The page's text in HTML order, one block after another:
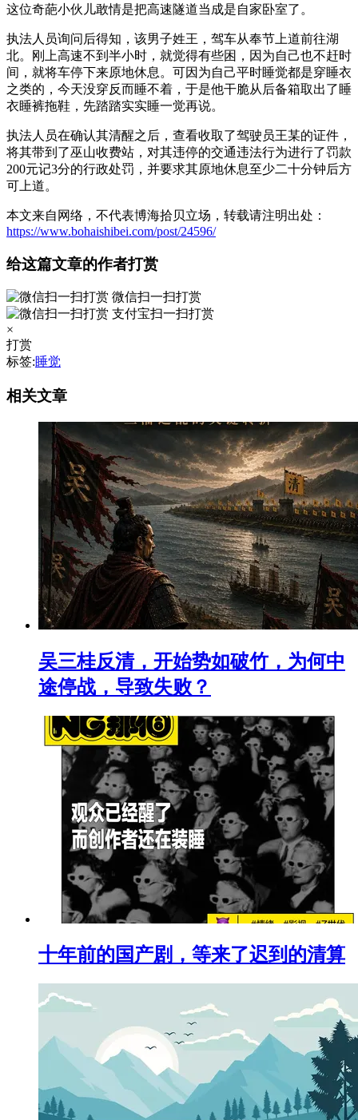
这位奇葩小伙儿敢情是把高速隧道当成是自家卧室了。
执法人员询问后得知，该男子姓王，驾车从奉节上道前往湖
北。刚上高速不到半小时，就觉得有些困，因为自己也不赶时
间，就将车停下来原地休息。可因为自己平时睡觉都是穿睡衣
之类的，今天没穿反而睡不着，于是他干脆从后备箱取出了睡
衣睡裤拖鞋，先踏踏实实睡一觉再说。
执法人员在确认其清醒之后，查看收取了驾驶员王某的证件，
将其带到了巫山收费站，对其违停的交通违法行为进行了罚款
200元记3分的行政处罚，并要求其原地休息至少二十分钟后方
可上道。
本文来自网络，不代表博海拾贝立场，转载请注明出处：
https://www.bohaishibei.com/post/24596/
给这篇文章的作者打赏
微信扫一扫打赏
支付宝扫一扫打赏
×
打赏
标签:睡觉
相关文章
吴三桂反清，开始势如破竹，为何中
途停战，导致失败？
十年前的国产剧，等来了迟到的清算